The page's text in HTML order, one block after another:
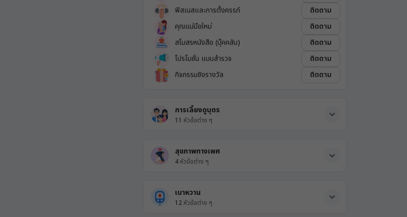
ฟิสเนสและการตั้งครรภ์
ติดตาม
คุณแม่มือใหม่
ติดตาม
สโมสรหนังสือ (บุ๊คคลับ)
ติดตาม
โปรโมชั่น แบบสำรวจ
ติดตาม
กิจกรรมชิงรางวัล
ติดตาม
การเลี้ยงดูบุตร
11 หัวข้อต่าง ๆ
สุขภาพทางเพศ
4 หัวข้อต่าง ๆ
เบาหวาน
12 หัวข้อต่าง ๆ